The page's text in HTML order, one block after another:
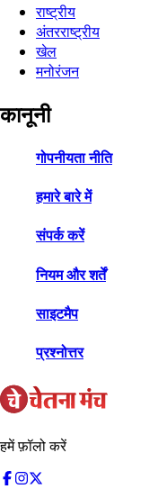
राष्ट्रीय
अंतरराष्ट्रीय
खेल
मनोरंजन
कानूनी
गोपनीयता नीति
हमारे बारे में
संपर्क करें
नियम और शर्तें
साइटमैप
प्रश्नोत्तर
हमें फ़ॉलो करें